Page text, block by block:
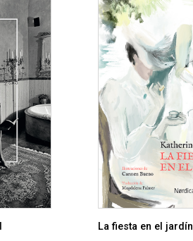
La fiesta en el jardín